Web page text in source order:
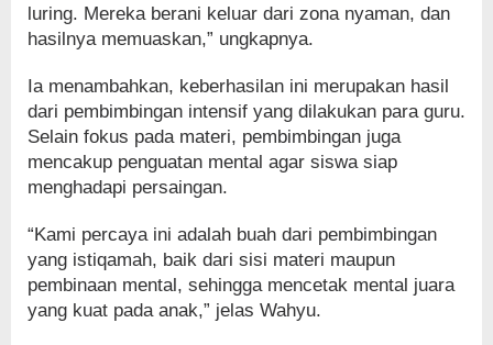
luring. Mereka berani keluar dari zona nyaman, dan
hasilnya memuaskan,” ungkapnya.
Ia menambahkan, keberhasilan ini merupakan hasil
dari pembimbingan intensif yang dilakukan para guru.
Selain fokus pada materi, pembimbingan juga
mencakup penguatan mental agar siswa siap
menghadapi persaingan.
“Kami percaya ini adalah buah dari pembimbingan
yang istiqamah, baik dari sisi materi maupun
pembinaan mental, sehingga mencetak mental juara
yang kuat pada anak,” jelas Wahyu.